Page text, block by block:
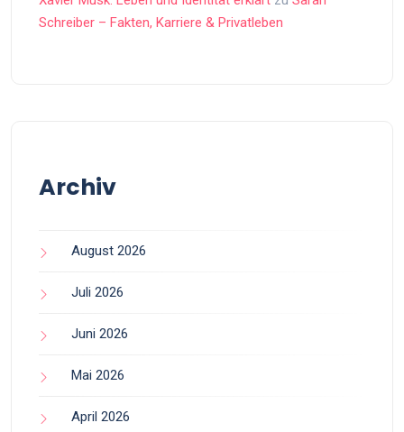
Schreiber – Fakten, Karriere & Privatleben
Archiv
August 2026
Juli 2026
Juni 2026
Mai 2026
April 2026